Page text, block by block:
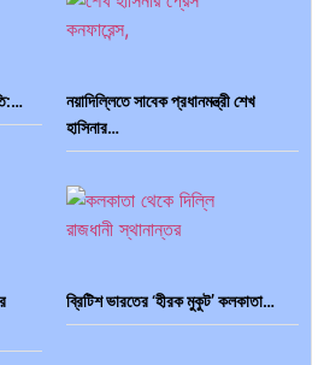
নয়াদিল্লিতে সাবেক প্রধানমন্ত্রী শেখ
হাসিনার…
ব্রিটিশ ভারতের ‘হীরক মুকুট’ কলকাতা…